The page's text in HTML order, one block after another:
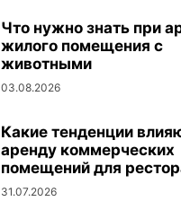
Что нужно знать при
жилого помещения с
животными
03.08.2026
Какие тенденции
аренду коммерческих
помещений для
31.07.2026